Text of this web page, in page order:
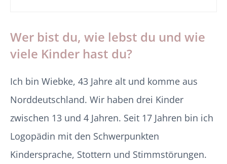
Wer bist du, wie lebst du und wie
viele Kinder hast du?
Ich bin Wiebke, 43 Jahre alt und komme aus
Norddeutschland. Wir haben drei Kinder
zwischen 13 und 4 Jahren. Seit 17 Jahren bin ich
Logopädin mit den Schwerpunkten
Kindersprache, Stottern und Stimmstörungen.